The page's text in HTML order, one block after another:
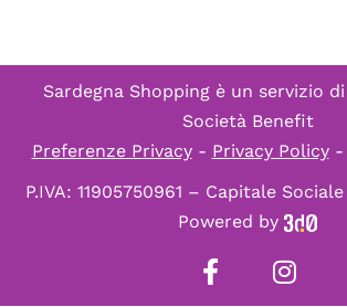
Sardegna Shopping è un servizio di
Società Benefit
Preferenze Privacy- Privacy Policy-
P.IVA: 11905750961 – Capitale
Powered by